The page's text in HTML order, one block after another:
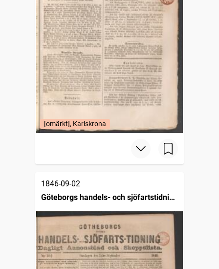
[omärkt], Karlskrona
1846-09-02
Göteborgs handels- och sjöfartstidning